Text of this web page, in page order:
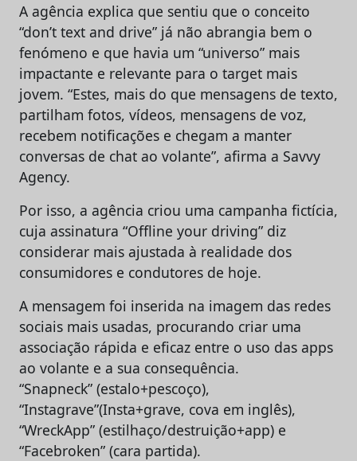
A agência explica que sentiu que o conceito
“don’t text and drive” já não abrangia bem o
fenómeno e que havia um “universo” mais
impactante e relevante para o target mais
jovem. “Estes, mais do que mensagens de texto,
partilham fotos, vídeos, mensagens de voz,
recebem notificações e chegam a manter
conversas de chat ao volante”, afirma a Savvy
Agency.
Por isso, a agência criou uma campanha fictícia,
cuja assinatura “Offline your driving” diz
considerar mais ajustada à realidade dos
consumidores e condutores de hoje.
A mensagem foi inserida na imagem das redes
sociais mais usadas, procurando criar uma
associação rápida e eficaz entre o uso das apps
ao volante e a sua consequência.
“Snapneck” (estalo+pescoço),
“Instagrave”(Insta+grave, cova em inglês),
“WreckApp” (estilhaço/destruição+app) e
“Facebroken” (cara partida).